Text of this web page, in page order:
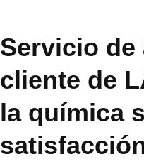
Servicio de
cliente de
la química